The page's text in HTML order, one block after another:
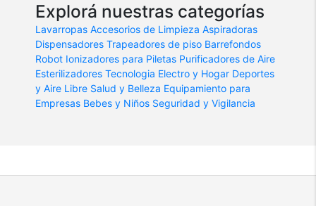
Explorá nuestras categorías
Lavarropas Accesorios de Limpieza Aspiradoras
Dispensadores Trapeadores de piso Barrefondos
Robot Ionizadores para Piletas Purificadores de Aire
Esterilizadores Tecnologia Electro y Hogar Deportes
y Aire Libre Salud y Belleza Equipamiento para
Empresas Bebes y Niños Seguridad y Vigilancia